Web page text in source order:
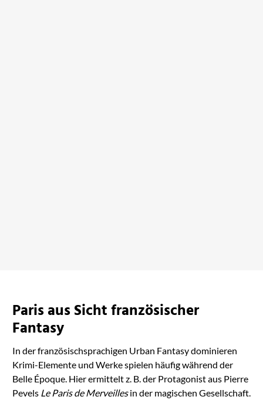
Paris aus Sicht französischer
Fantasy
In der französischsprachigen Urban Fantasy dominieren
Krimi-Elemente und Werke spielen häufig während der
Belle Époque. Hier ermittelt z. B. der Protagonist aus Pierre
Pevels Le Paris de Merveillesin der magischen Gesellschaft.